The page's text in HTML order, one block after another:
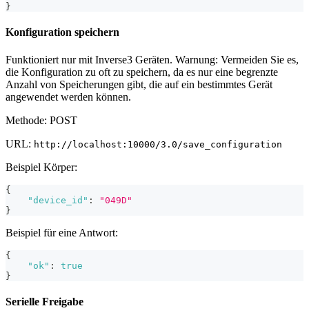
}
Konfiguration speichern
Funktioniert nur mit Inverse3 Geräten. Warnung: Vermeiden Sie es,
die Konfiguration zu oft zu speichern, da es nur eine begrenzte
Anzahl von Speicherungen gibt, die auf ein bestimmtes Gerät
angewendet werden können.
Methode: POST
URL: http://localhost:10000/3.0/save_configuration
Beispiel Körper:
{
"device_id" :
"049D"
}
Beispiel für eine Antwort:
{
"ok" :
true
}
Serielle Freigabe